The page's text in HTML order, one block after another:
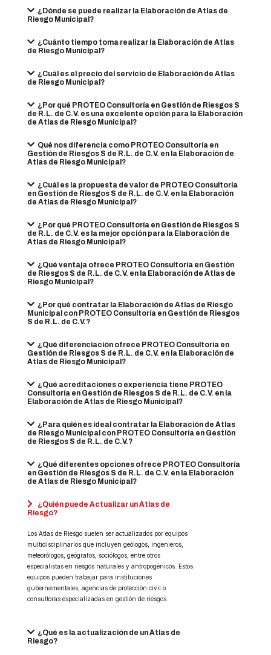
¿Dónde se puede realizar la Elaboración de Atlas de
Riesgo Municipal?
¿Cuánto tiempo toma realizar la Elaboración de Atlas
de Riesgo Municipal?
¿Cuál es el precio del servicio de Elaboración de Atlas
de Riesgo Municipal?
¿Por qué PROTEO Consultoría en Gestión de Riesgos S
de R.L. de C.V. es una excelente opción para la Elaboración
de Atlas de Riesgo Municipal?
Qué nos diferencia como PROTEO Consultoría en
Gestión de Riesgos S de R.L. de C.V. en la Elaboración de
Atlas de Riesgo Municipal?
¿Cuál es la propuesta de valor de PROTEO Consultoría
en Gestión de Riesgos S de R.L. de C.V. en la Elaboración
de Atlas de Riesgo Municipal?
¿Por qué PROTEO Consultoría en Gestión de Riesgos S
de R.L. de C.V. es la mejor opción para la Elaboración de
Atlas de Riesgo Municipal?
¿Qué ventaja ofrece PROTEO Consultoría en Gestión
de Riesgos S de R.L. de C.V. en la Elaboración de Atlas de
Riesgo Municipal?
¿Por qué contratar la Elaboración de Atlas de Riesgo
Municipal con PROTEO Consultoría en Gestión de Riesgos
S de R.L. de C.V.?
¿Qué diferenciación ofrece PROTEO Consultoría en
Gestión de Riesgos S de R.L. de C.V. en la Elaboración de
Atlas de Riesgo Municipal?
¿Qué acreditaciones o experiencia tiene PROTEO
Consultoría en Gestión de Riesgos S de R.L. de C.V. en la
Elaboración de Atlas de Riesgo Municipal?
¿Para quién es ideal contratar la Elaboración de Atlas
de Riesgo Municipal con PROTEO Consultoría en Gestión
de Riesgos S de R.L. de C.V.?
¿Qué diferentes opciones ofrece PROTEO Consultoría
en Gestión de Riesgos S de R.L. de C.V. en la Elaboración
de Atlas de Riesgo Municipal?
¿Quién puede Actualizar un Atlas de
Riesgo?
Los Atlas de Riesgo suelen ser actualizados por equipos
multidisciplinarios que incluyen geólogos, ingenieros,
meteorólogos, geógrafos, sociólogos, entre otros
especialistas en riesgos naturales y antropogénicos. Estos
equipos pueden trabajar para instituciones
gubernamentales, agencias de protección civil o
consultoras especializadas en gestión de riesgos.
¿Qué es la actualización de un Atlas de
Riesgo?